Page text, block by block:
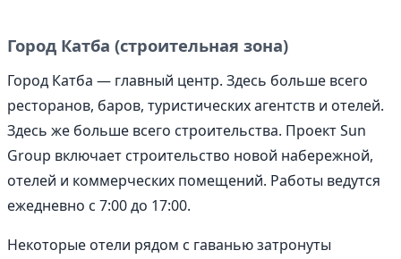
Город Катба (строительная зона)
Город Катба — главный центр. Здесь больше всего
ресторанов, баров, туристических агентств и отелей.
Здесь же больше всего строительства. Проект Sun
Group включает строительство новой набережной,
отелей и коммерческих помещений. Работы ведутся
ежедневно с 7:00 до 17:00.
Некоторые отели рядом с гаванью затронуты